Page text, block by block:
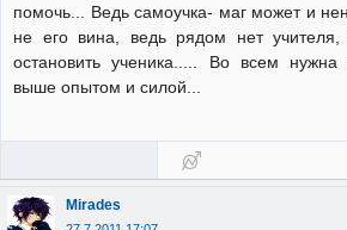
помочь... Ведь самоучка- маг может и
не его вина, ведь рядом нет учителя,
остановить ученика..... Во всем нужна
выше опытом и силой...
Mirades